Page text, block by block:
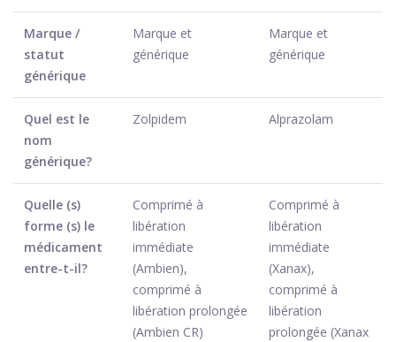
Marque /
statut
générique
Marque et
générique
Marque et
générique
Quel est le
nom
générique?
Zolpidem Alprazolam
Quelle (s)
forme (s) le
médicament
entre-t-il?
Comprimé à
libération
immédiate
(Ambien),
comprimé à
libération prolongée
(Ambien CR)
Comprimé à
libération
immédiate
(Xanax),
comprimé à
libération
prolongée (Xanax